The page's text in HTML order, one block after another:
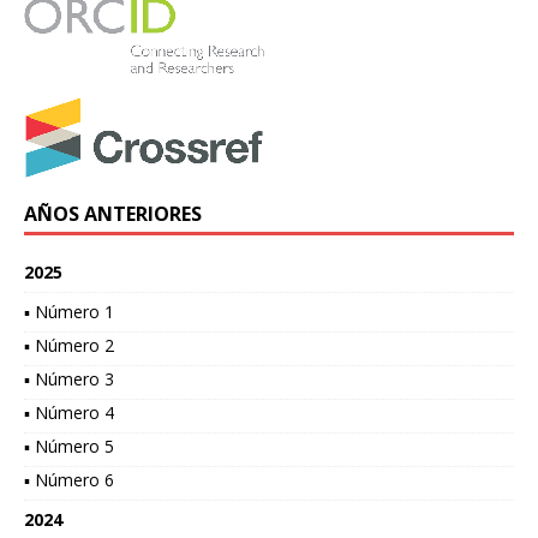
AÑOS ANTERIORES
2025
▪ Número 1
▪ Número 2
▪ Número 3
▪ Número 4
▪ Número 5
▪ Número 6
2024